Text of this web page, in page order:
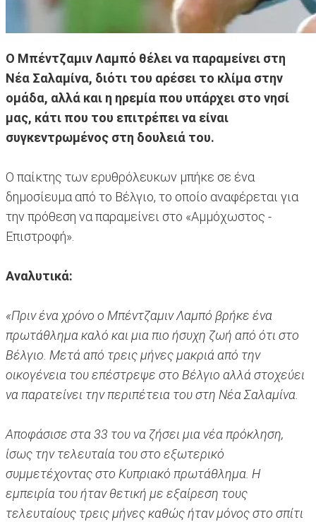
Ο Μπέντζαμιν Λαμπό θέλει να παραμείνει στη
Νέα Σαλαμίνα, διότι του αρέσει το κλίμα στην
ομάδα, αλλά και η ηρεμία που υπάρχει στο νησί
μας, κάτι που του επιτρέπει να είναι
συγκεντρωμένος στη δουλειά του.
Ο παίκτης των ερυθρόλευκων μπήκε σε ένα
δημοσίευμα από το Βέλγιο, το οποίο αναφέρεται για
την πρόθεση να παραμείνει στο «Αμμόχωστος -
Επιστροφή».
Αναλυτικά:
«Πριν ένα χρόνο ο Μπέντζαμιν Λαμπό βρήκε ένα
πρωτάθλημα καλό και μια πιο ήσυχη ζωή από ότι στο
Βέλγιο. Μετά από τρεις μήνες μακριά από την
οικογένεια του επέστρεψε στο Βέλγιο αλλά στοχεύει
να παρατείνει την περιπέτεια του στη Νέα Σαλαμίνα.
Αποφάσισε στα 33 του να ζήσει μια νέα πρόκληση,
ίσως την τελευταία του στο εξωτερικό
συμμετέχοντας στο Κυπριακό πρωτάθλημα. Η
εμπειρία του ήταν θετική με εξαίρεση τους
τελευταίους τρεις μήνες καθώς ήταν μόνος στο σπίτι